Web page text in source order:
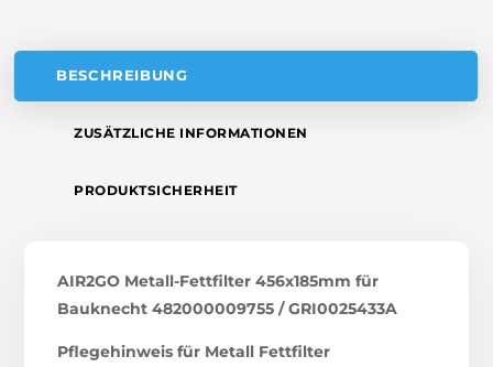
BESCHREIBUNG
ZUSÄTZLICHE INFORMATIONEN
PRODUKTSICHERHEIT
AIR2GO Metall-Fettfilter 456x185mm für
Bauknecht 482000009755 / GRI0025433A
Pflegehinweis für Metall Fettfilter